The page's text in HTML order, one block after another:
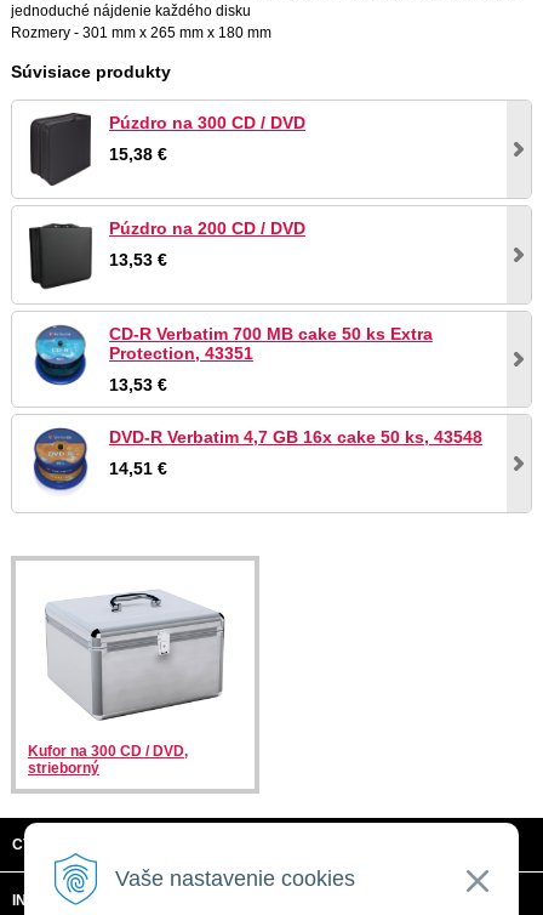
Vaše nastavenie cookies
jednoduché nájdenie každého disku
Rozmery - 301 mm x 265 mm x 180 mm
Súvisiace produkty
Púzdro na 300 CD / DVD
15,38 €
Púzdro na 200 CD / DVD
13,53 €
CD-R Verbatim 700 MB cake 50 ks Extra
Protection, 43351
13,53 €
DVD-R Verbatim 4,7 GB 16x cake 50 ks, 43548
14,51 €
Kufor na 300 CD / DVD,
strieborný
CTRL + C, S.R.O.
INFORMÁCIE